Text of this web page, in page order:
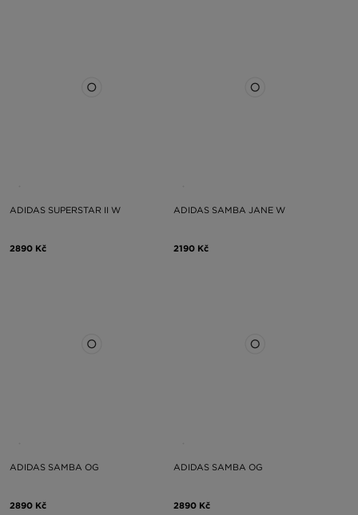
ADIDAS SUPERSTAR II W
2890 Kč
ADIDAS SAMBA JANE W
2190 Kč
ADIDAS SAMBA OG
2890 Kč
ADIDAS SAMBA OG
2890 Kč